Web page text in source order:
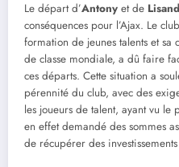
Le départ d’Antony et de
conséquences pour l’Ajax. Le
formation de jeunes talents et
de classe mondiale, a dû faire
ces départs. Cette situation a
pérennité du club, avec des
les joueurs de talent, ayant vu le
en effet demandé des sommes
de récupérer des